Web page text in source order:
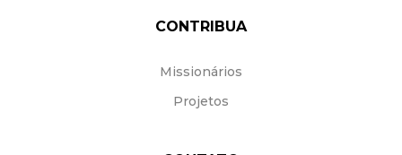
CONTRIBUA
Missionários
Projetos